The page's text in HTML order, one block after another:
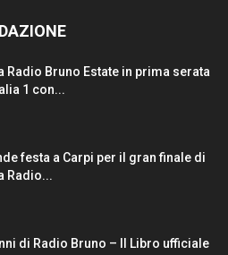
Radio Bruno Estate in prima serata
1 con...
festa a Carpi per il gran finale di
Radio...
di Radio Bruno – Il Libro ufficiale